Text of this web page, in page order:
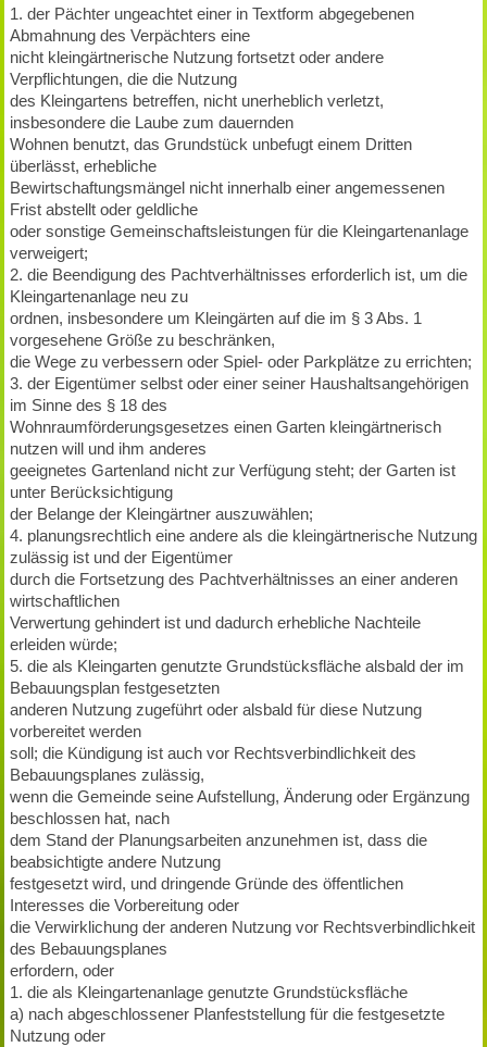
1. der Pächter ungeachtet einer in Textform abgegebenen
Abmahnung des Verpächters eine
nicht kleingärtnerische Nutzung fortsetzt oder andere
Verpflichtungen, die die Nutzung
des Kleingartens betreffen, nicht unerheblich verletzt,
insbesondere die Laube zum dauernden
Wohnen benutzt, das Grundstück unbefugt einem Dritten
überlässt, erhebliche
Bewirtschaftungsmängel nicht innerhalb einer angemessenen
Frist abstellt oder geldliche
oder sonstige Gemeinschaftsleistungen für die Kleingartenanlage
verweigert;
2. die Beendigung des Pachtverhältnisses erforderlich ist, um die
Kleingartenanlage neu zu
ordnen, insbesondere um Kleingärten auf die im § 3 Abs. 1
vorgesehene Größe zu beschränken,
die Wege zu verbessern oder Spiel- oder Parkplätze zu errichten;
3. der Eigentümer selbst oder einer seiner Haushaltsangehörigen
im Sinne des § 18 des
Wohnraumförderungsgesetzes einen Garten kleingärtnerisch
nutzen will und ihm anderes
geeignetes Gartenland nicht zur Verfügung steht; der Garten ist
unter Berücksichtigung
der Belange der Kleingärtner auszuwählen;
4. planungsrechtlich eine andere als die kleingärtnerische Nutzung
zulässig ist und der Eigentümer
durch die Fortsetzung des Pachtverhältnisses an einer anderen
wirtschaftlichen
Verwertung gehindert ist und dadurch erhebliche Nachteile
erleiden würde;
5. die als Kleingarten genutzte Grundstücksfläche alsbald der im
Bebauungsplan festgesetzten
anderen Nutzung zugeführt oder alsbald für diese Nutzung
vorbereitet werden
soll; die Kündigung ist auch vor Rechtsverbindlichkeit des
Bebauungsplanes zulässig,
wenn die Gemeinde seine Aufstellung, Änderung oder Ergänzung
beschlossen hat, nach
dem Stand der Planungsarbeiten anzunehmen ist, dass die
beabsichtigte andere Nutzung
festgesetzt wird, und dringende Gründe des öffentlichen
Interesses die Vorbereitung oder
die Verwirklichung der anderen Nutzung vor Rechtsverbindlichkeit
des Bebauungsplanes
erfordern, oder
1. die als Kleingartenanlage genutzte Grundstücksfläche
a) nach abgeschlossener Planfeststellung für die festgesetzte
Nutzung oder